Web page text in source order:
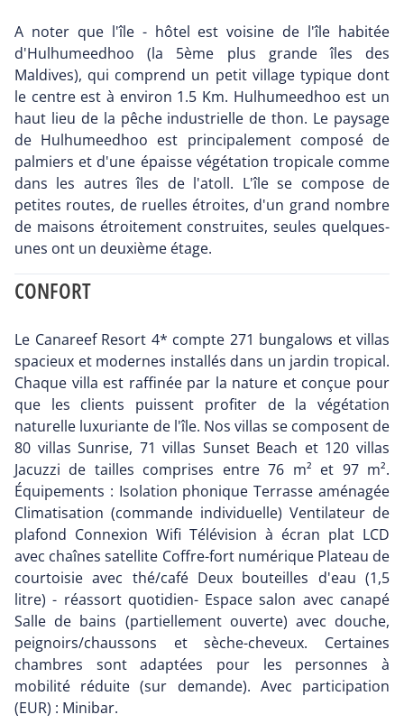
A noter que l'île - hôtel est voisine de l'île habitée
d'Hulhumeedhoo (la 5ème plus grande îles des
Maldives), qui comprend un petit village typique dont
le centre est à environ 1.5 Km. Hulhumeedhoo est un
haut lieu de la pêche industrielle de thon. Le paysage
de Hulhumeedhoo est principalement composé de
palmiers et d'une épaisse végétation tropicale comme
dans les autres îles de l'atoll. L'île se compose de
petites routes, de ruelles étroites, d'un grand nombre
de maisons étroitement construites, seules quelques-
unes ont un deuxième étage.
CONFORT
Le Canareef Resort 4* compte 271 bungalows et villas
spacieux et modernes installés dans un jardin tropical.
Chaque villa est raffinée par la nature et conçue pour
que les clients puissent profiter de la végétation
naturelle luxuriante de l'île. Nos villas se composent de
80 villas Sunrise, 71 villas Sunset Beach et 120 villas
Jacuzzi de tailles comprises entre 76 m² et 97 m².
Équipements : Isolation phonique Terrasse aménagée
Climatisation (commande individuelle) Ventilateur de
plafond Connexion Wifi Télévision à écran plat LCD
avec chaînes satellite Coffre-fort numérique Plateau de
courtoisie avec thé/café Deux bouteilles d'eau (1,5
litre) - réassort quotidien- Espace salon avec canapé
Salle de bains (partiellement ouverte) avec douche,
peignoirs/chaussons et sèche-cheveux. Certaines
chambres sont adaptées pour les personnes à
mobilité réduite (sur demande). Avec participation
(EUR) : Minibar.